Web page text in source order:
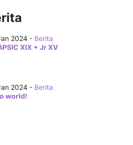
2024 - Berita
XIX + Jr XV
2024 - Berita
world!